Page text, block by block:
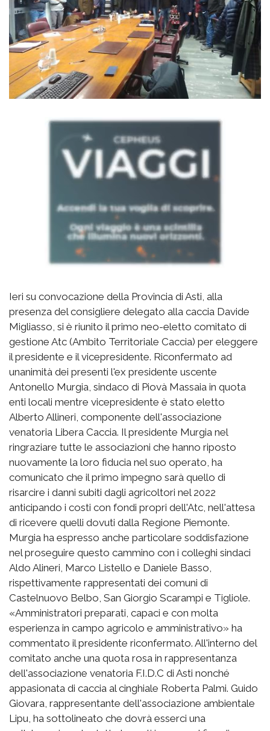
Ieri su convocazione della Provincia di Asti, alla
presenza del consigliere delegato alla caccia Davide
Migliasso, si è riunito il primo neo-eletto comitato di
gestione Atc (Ambito Territoriale Caccia) per eleggere
il presidente e il vicepresidente. Riconfermato ad
unanimità dei presenti l'ex presidente uscente
Antonello Murgia, sindaco di Piovà Massaia in quota
enti locali mentre vicepresidente è stato eletto
Alberto Allineri, componente dell'associazione
venatoria Libera Caccia. Il presidente Murgia nel
ringraziare tutte le associazioni che hanno riposto
nuovamente la loro fiducia nel suo operato, ha
comunicato che il primo impegno sarà quello di
risarcire i danni subiti dagli agricoltori nel 2022
anticipando i costi con fondi propri dell'Atc, nell'attesa
di ricevere quelli dovuti dalla Regione Piemonte.
Murgia ha espresso anche particolare soddisfazione
nel proseguire questo cammino con i colleghi sindaci
Aldo Alineri, Marco Listello e Daniele Basso,
rispettivamente rappresentati dei comuni di
Castelnuovo Belbo, San Giorgio Scarampi e Tigliole.
«Amministratori preparati, capaci e con molta
esperienza in campo agricolo e amministrativo» ha
commentato il presidente riconfermato. All'interno del
comitato anche una quota rosa in rappresentanza
dell'associazione venatoria F.I.D.C di Asti nonché
appasionata di caccia al cinghiale Roberta Palmi. Guido
Giovara, rappresentante dell'associazione ambientale
Lipu, ha sottolineato che dovrà esserci una